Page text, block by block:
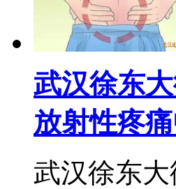
武汉徐东
放射性疼
武汉徐东